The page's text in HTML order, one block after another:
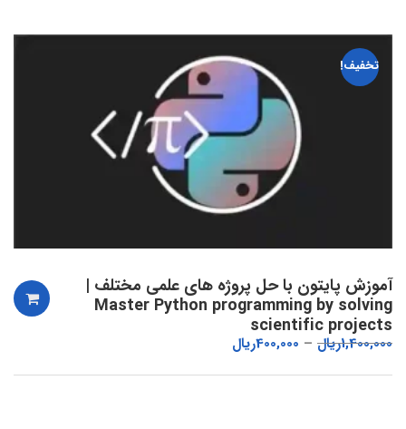
تخفیف!
آموزش پایتون با حل پروژه های علمی مختلف |
Master Python programming by solving
scientific projects
1,400,000ریال 400,000ریال